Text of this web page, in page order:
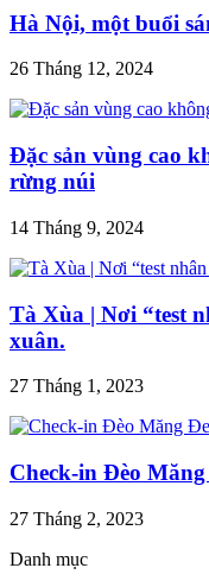
Hà Nội, một buổi
26 Tháng 12, 2024
Đặc sản vùng cao
rừng núi
14 Tháng 9, 2024
Tà Xùa | Nơi “test
xuân.
27 Tháng 1, 2023
Check-in Đèo
27 Tháng 2, 2023
Danh mục